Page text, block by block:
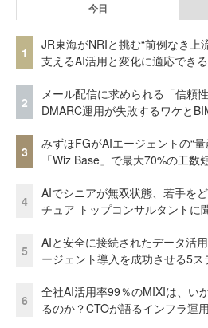
今日
1
JR東海がNRIと挑む“前例なき
支えるAI活用と変化に適応でき
2
メール配信に求められる「信頼
DMARC運用が失敗するワケと
3
みずほFGがAIエージェントの“
「Wiz Base」で最大70%の工数
4
AIでシニアが無双状態、若手を
チュア トップコンサルタントに
5
AIと安全に接続されたデータ活
ージェント導入を成功させる5ス
6
全社AI活用率99％のMIXIは、い
るのか？CTOが語るインフラ運